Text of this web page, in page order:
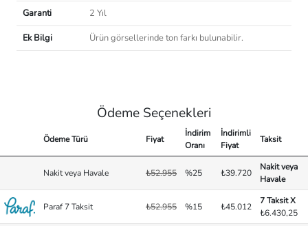
Garanti
2 Yıl
Ek Bilgi
Ürün görsellerinde ton farkı bulunabilir.
Ödeme Seçenekleri
Ödeme Türü Fiyat
İndirim
Oranı
İndirimli
Fiyat
Taksit
Nakit veya Havale ₺52.955 %25 ₺39.720
Nakit veya
Havale
Paraf 7 Taksit ₺52.955 %15 ₺45.012
7 Taksit X
₺6.430,25